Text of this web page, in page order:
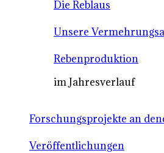
Die Reblaus
Unsere
Rebenproduktion
im Jahresverlauf
Forschungsprojekte an
Veröffentlichungen